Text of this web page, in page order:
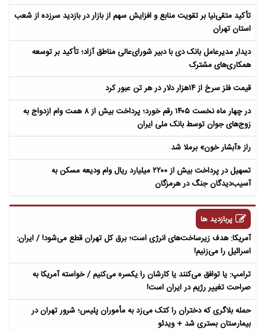
تأکید متقی‌نیا بر تقویت منابع و افزایش سهم از بازار در بازدید سرزده از شعب
استان تهران
دیدار مدیرعامل بانک دی با دبیر شورای‌عالی مناطق آزاد؛ تأکید بر توسعه
همکاری‌های مشترک
قیمت فلز سرخ از ۱۴هزار دلار در هر تن عبور کرد
در چهار ماه نخست ۱۴۰۵ رقم خورد؛ پرداخت بیش از ۸ همت وام ازدواج به
زوج‌های جوان توسط بانک ملی ایران
راز «آبشار خون» برملا شد
تسهیل در پرداخت بیش از ۲۲۰۰ میلیارد ریال وام ودیعه مسکن به
آسیب‌دیدگان جنگ در هرمزگان
پربازدید ها
آمریکا: هدف زیرساخت‌های انرژی است؛ برق کل تهران قطع می‌شود! / ایران:
اسرائیل را می‌زنیم!
ترامپ: یا توافق می‌کنند یا کارشان را یکسره می‌کنیم / خواسته آمریکا به
صراحت تغییر رژیم در ایران است!
حمله بلاگری که دختران را کتک می‌زد به مأموران پلیس؛ شرور تهران در
بیمارستان بستری شد + ویدئو